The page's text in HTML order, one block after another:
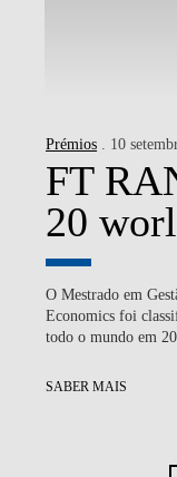
Prémios . 10
FT
20
O Mestrado em
Economics foi
todo o mundo em
SABER MAIS